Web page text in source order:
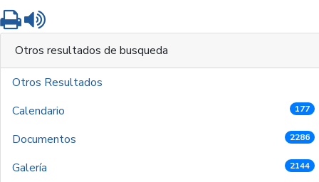
Imprimir
Otros resultados de busqueda
Otros Resultados
Calendario
177
Documentos 2286
Galería 2144